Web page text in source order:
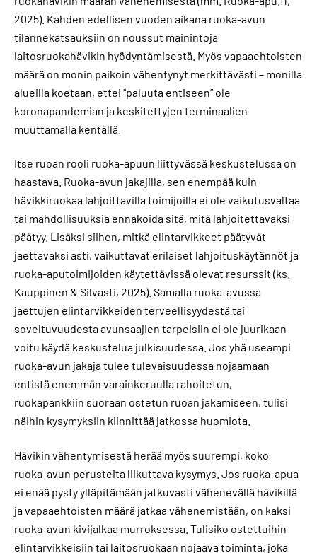
2025). Kahden edellisen vuoden aikana ruoka-avun
tilannekatsauksiin on noussut mainintoja
laitosruokahävikin hyödyntämisestä. Myös vapaaehtoisten
määrä on monin paikoin vähentynyt merkittävästi – monilla
alueilla koetaan, ettei “paluuta entiseen” ole
koronapandemian ja keskitettyjen terminaalien
muuttamalla kentällä.
Itse ruoan rooli ruoka-apuun liittyvässä keskustelussa on
haastava. Ruoka-avun jakajilla, sen enempää kuin
hävikkiruokaa lahjoittavilla toimijoilla ei ole vaikutusvaltaa
tai mahdollisuuksia ennakoida sitä, mitä lahjoitettavaksi
päätyy. Lisäksi siihen, mitkä elintarvikkeet päätyvät
jaettavaksi asti, vaikuttavat erilaiset lahjoituskäytännöt ja
ruoka-aputoimijoiden käytettävissä olevat resurssit (ks.
Kauppinen & Silvasti, 2025). Samalla ruoka-avussa
jaettujen elintarvikkeiden terveellisyydestä tai
soveltuvuudesta avunsaajien tarpeisiin ei ole juurikaan
voitu käydä keskustelua julkisuudessa. Jos yhä useampi
ruoka-avun jakaja tulee tulevaisuudessa nojaamaan
entistä enemmän varainkeruulla rahoitetun,
ruokapankkiin suoraan ostetun ruoan jakamiseen, tulisi
näihin kysymyksiin kiinnittää jatkossa huomiota.
Hävikin vähentymisestä herää myös suurempi, koko
ruoka-avun perusteita liikuttava kysymys. Jos ruoka-apua
ei enää pysty ylläpitämään jatkuvasti vähenevällä hävikillä
ja vapaaehtoisten määrä jatkaa vähenemistään, on kaksi
ruoka-avun kivijalkaa murroksessa. Tulisiko ostettuihin
elintarvikkeisiin tai laitosruokaan nojaava toiminta, joka